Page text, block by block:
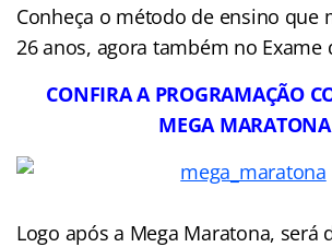
Conheça o método de ensino que
26 anos, agora também no Exame
CONFIRA A PROGRAMAÇÃO
MEGA MARATONA
Logo após a Mega Maratona, será